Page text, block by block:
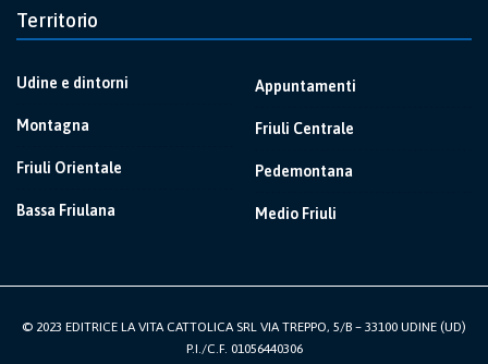
Territorio
Udine e dintorni
Montagna
Friuli Orientale
Bassa Friulana
Appuntamenti
Friuli Centrale
Pedemontana
Medio Friuli
© 2023 EDITRICE LA VITA CATTOLICA SRL VIA TREPPO, 5/B – 33100 UDINE (UD)
P.I./C.F. 01056440306